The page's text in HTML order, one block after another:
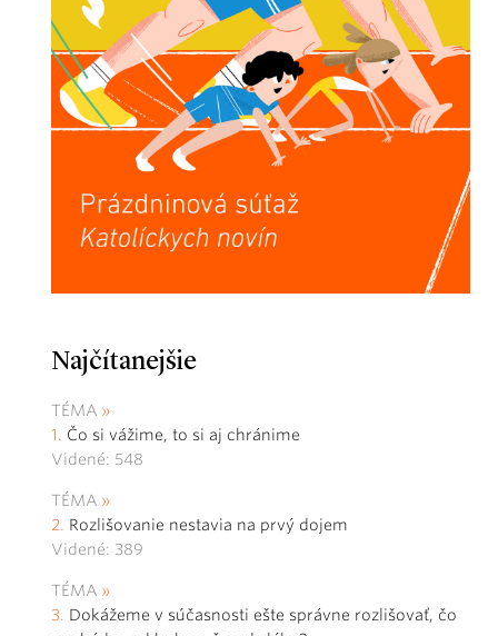
Najčítanejšie
TÉMA
Čo si vážime, to si aj chránime
Videné: 548
TÉMA
Rozlišovanie nestavia na prvý dojem
Videné: 389
TÉMA
Dokážeme v súčasnosti ešte správne rozlišovať, čo